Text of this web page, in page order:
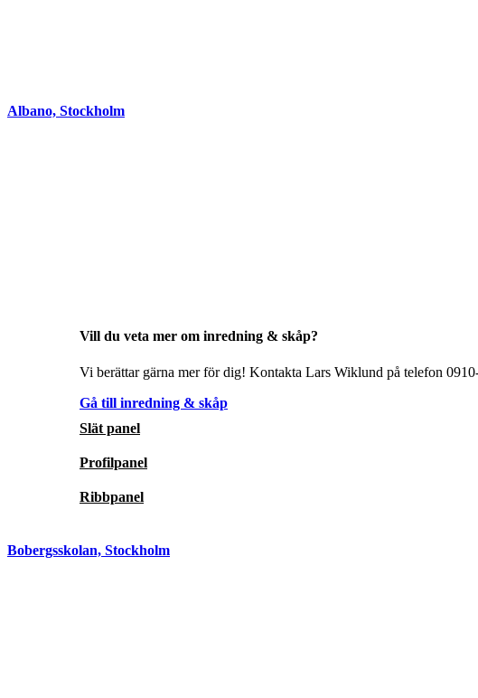
Vill du veta mer om inredning & skåp?
Vi berättar gärna mer för dig! Kontakta Lars Wiklund på telefon
Gå till inredning & skåp
Slät panel
Profilpanel
Ribbpanel
Albano, Stockholm
Bobergsskolan, Stockholm